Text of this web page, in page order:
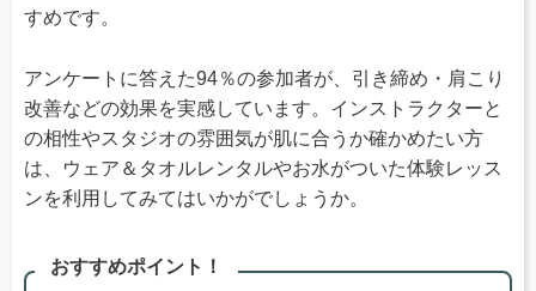
すめです。
アンケートに答えた94％の参加者が、引き締め・肩こり
改善などの効果を実感しています。インストラクターと
の相性やスタジオの雰囲気が肌に合うか確かめたい方
は、ウェア＆タオルレンタルやお水がついた体験レッス
ンを利用してみてはいかがでしょうか。
おすすめポイント！